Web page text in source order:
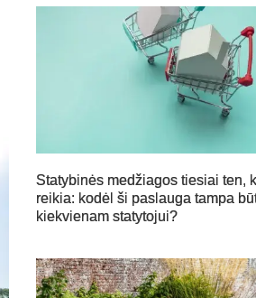
Statybinės medžiagos tiesiai ten,
reikia: kodėl ši paslauga tampa
kiekvienam statytojui?